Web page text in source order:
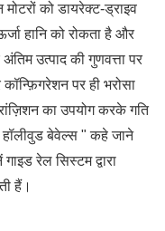
को डायरेक्ट-ड्राइव
हानि को रोकता है और
उत्पाद की गुणवत्ता पर
पर ही भरोसा
का उपयोग करके गति
हॉलीवुड बेवेल्स " कहे जाने
रेल सिस्टम द्वारा
हैं।